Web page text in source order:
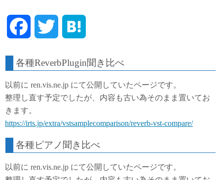
ッ
c
e
b
o
o
i
t
t
e
r
t
e
n
a
各種ReverbPlugin聞き比べ
以前に ren.vis.ne.jp にて公開していたページです。
整理し直す予定でしたが、内容も古い為そのまま置いてお
きます。
https://irts.jp/extra/vstsamplecomparison/reverb-vst-compare/
各種ピアノ聞き比べ
以前に ren.vis.ne.jp にて公開していたページです。